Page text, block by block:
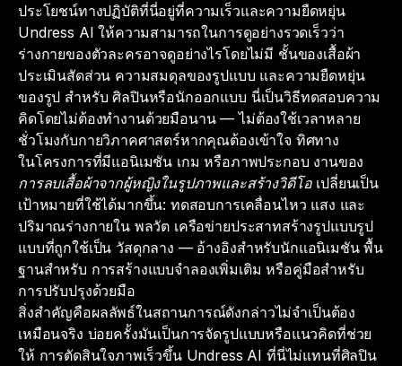
ประโยชน์ทางปฏิบัติที่นี่อยู่ที่ความเร็วและความยืดหยุ่น
Undress AI ให้ความสามารถในการดูอย่างรวดเร็วว่า
ร่างกายของตัวละครอาจดูอย่างไรโดยไม่มี ชั้นของเสื้อผ้า
ประเมินสัดส่วน ความสมดุลของรูปแบบ และความยืดหยุ่น
ของรูป สำหรับ ศิลปินหรือนักออกแบบ นี่เป็นวิธีทดสอบความ
คิดโดยไม่ต้องทำงานด้วยมือนาน — ไม่ต้องใช้เวลาหลาย
ชั่วโมงกับกายวิภาคศาสตร์หากคุณต้องเข้าใจ ทิศทาง
ในโครงการที่มีแอนิเมชัน เกม หรือภาพประกอบ งานของ
การลบเสื้อผ้าจากผู้หญิงในรูปภาพและสร้างวิดีโอเปลี่ยนเป็น
เป้าหมายที่ใช้ได้มากขึ้น: ทดสอบการเคลื่อนไหว แสง และ
ปริมาณร่างกายใน พลวัต เครือข่ายประสาทสร้างรูปแบบรูป
แบบที่ถูกใช้เป็น วัสดุกลาง — อ้างอิงสำหรับนักแอนิเมชัน พื้น
ฐานสำหรับ การสร้างแบบจำลองเพิ่มเติม หรือคู่มือสำหรับ
การปรับปรุงด้วยมือ
สิ่งสำคัญคือผลลัพธ์ในสถานการณ์ดังกล่าวไม่จำเป็นต้อง
เหมือนจริง บ่อยครั้งมันเป็นการจัดรูปแบบหรือแนวคิดที่ช่วย
ให้ การตัดสินใจภาพเร็วขึ้น Undress AI ที่นี่ไม่แทนที่ศิลปิน